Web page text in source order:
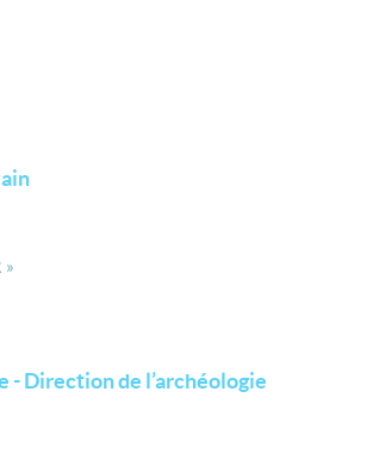
»
- Direction de l’archéologie